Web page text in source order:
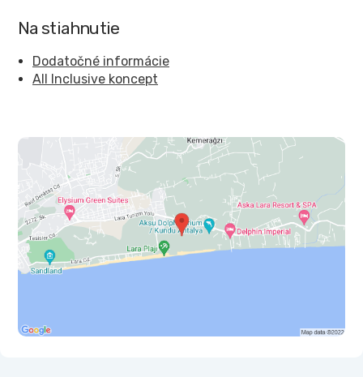
Na stiahnutie
Dodatočné informácie
All Inclusive koncept